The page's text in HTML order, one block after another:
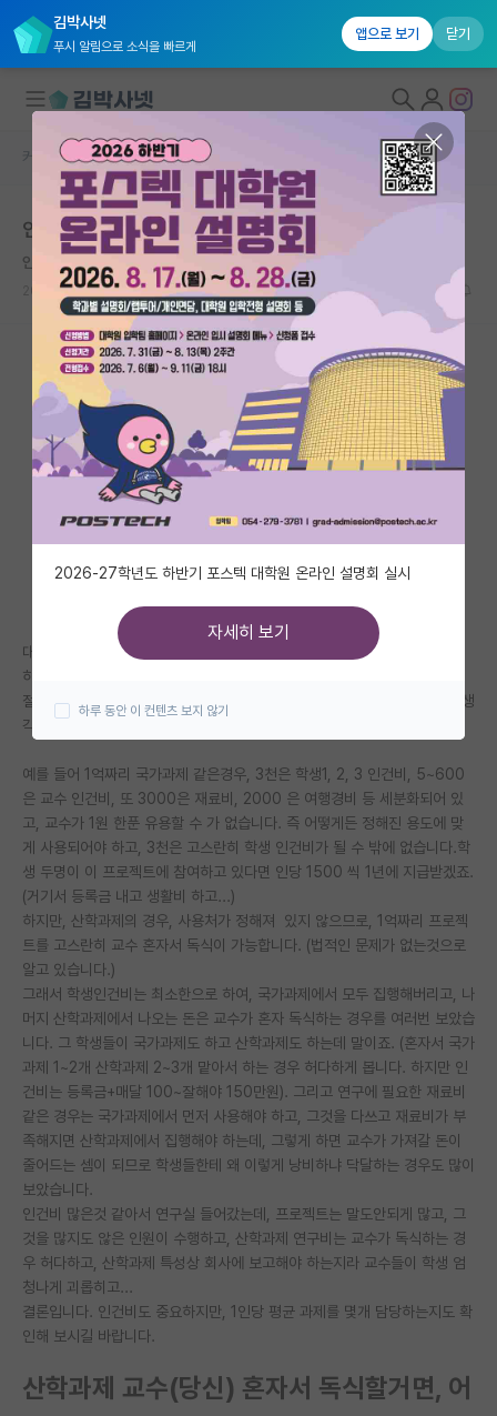
김박사넷
푸시 알림으로 소식을 빠르게
앱으로 보기 닫기
대학원생 모집
국내대학원 정보
연구실&오픈랩
커뮤니티
커뮤니티 홈
전체글보기
베스트 게시판
IF 명예의전당
자유 게시판(아무개랩)
미국 유학 게시판
미국 대학원 합격 후기 게시판
대학원 합격 후기 게시판
연구실(PI) 홍보 게시판
석박사 채용 정보 게시판
임용 정보 게시판
학부 인턴 게시판
취업 게시판
임용 후기 게시판
PI 전용 게시판
인문사회 계열 게시판
특수/전문대학원 게시판
반도체/AI 게시판
장학금/장학생 게시판
학술 정보 게시판
홍보 게시판
커리어
유학교육
커뮤니티 홈 자유 게시판(아무개랩)
인건비에 대하여.
인건비
2018.11.28
6 22123
대학원 입학하려는 분들이 석사, 박사는 얼마정도 받느냐고 질문들을 많이
하십니다.
절대적인 액수도 중요하지만, 연구실 프로젝트 대비 인건비도 중요하다고 생
각합니다.
예를 들어 1억짜리 국가과제 같은경우, 3천은 학생1, 2, 3 인건비, 5~600
은 교수 인건비, 또 3000은 재료비, 2000 은 여행경비 등 세분화되어 있
고, 교수가 1원 한푼 유용할 수 가 없습니다. 즉 어떻게든 정해진 용도에 맞
게 사용되어야 하고, 3천은 고스란히 학생 인건비가 될 수 밖에 없습니다.학
생 두명이 이 프로젝트에 참여하고 있다면 인당 1500 씩 1년에 지급받겠죠.
(거기서 등록금 내고 생활비 하고...)
하지만, 산학과제의 경우, 사용처가 정해져 있지 않으므로, 1억짜리 프로젝
트를 고스란히 교수 혼자서 독식이 가능합니다. (법적인 문제가 없는것으로
알고 있습니다.)
그래서 학생인건비는 최소한으로 하여, 국가과제에서 모두 집행해버리고, 나
머지 산학과제에서 나오는 돈은 교수가 혼자 독식하는 경우를 여러번 보았습
니다. 그 학생들이 국가과제도 하고 산학과제도 하는데 말이죠. (혼자서 국가
과제 1~2개 산학과제 2~3개 맡아서 하는 경우 허다하게 봅니다. 하지만 인
건비는 등록금+매달 100~잘해야 150만원). 그리고 연구에 필요한 재료비
같은 경우는 국가과제에서 먼저 사용해야 하고, 그것을 다쓰고 재료비가 부
족해지면 산학과제에서 집행해야 하는데, 그렇게 하면 교수가 가져갈 돈이
줄어드는 셈이 되므로 학생들한테 왜 이렇게 낭비하냐 닥달하는 경우도 많이
보았습니다.
인건비 많은것 같아서 연구실 들어갔는데, 프로젝트는 말도안되게 많고, 그
것을 많지도 않은 인원이 수행하고, 산학과제 연구비는 교수가 독식하는 경
우 허다하고, 산학과제 특성상 회사에 보고해야 하는지라 교수들이 학생 엄
청나게 괴롭히고...
결론입니다. 인건비도 중요하지만, 1인당 평균 과제를 몇개 담당하는지도 확
인해 보시길 바랍니다.
산학과제 교수(당신) 혼자서 독식할거면, 어
2026-27학년도 하반기 포스텍 대학원 온라인 설명회 실시
자세히 보기
하루 동안 이 컨텐츠 보지 않기